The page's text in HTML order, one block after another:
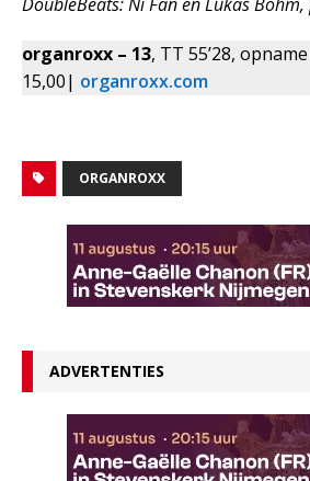
organroxx – 13, TT 55’28,
15,00| organroxx.com
ORGANROXX
ADVERTENTIES